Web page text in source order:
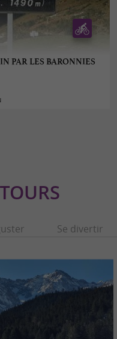
PAR LES BARONNIES
Se divertir